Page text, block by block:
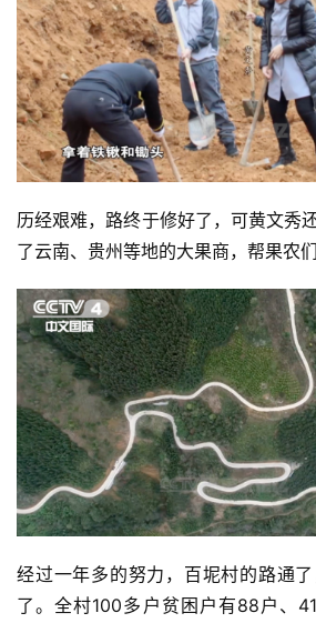
面
历经艰难，路终于修好了，可黄文秀
了云南、贵州等地的大果商，帮果农们
经过一年多的努力，百坭村的路通
了。全村100多户贫困户有88户、